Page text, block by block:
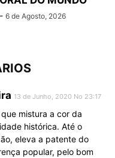
- 6 de Agosto, 2026
13 de Junho, 2020 No 23:17
mistura a cor da
histórica. Até o
eleva a patente do
popular, pelo bom